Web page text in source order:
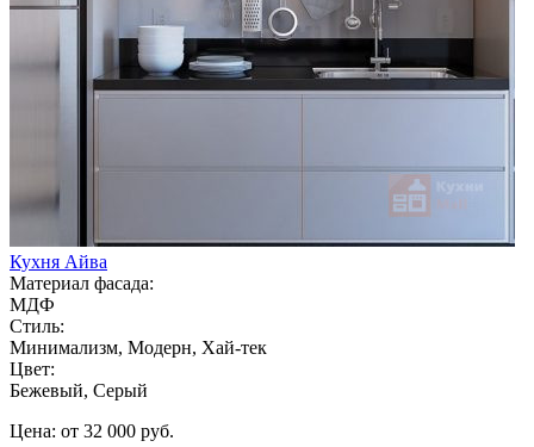
Кухня Айва
Материал фасада:
МДФ
Стиль:
Минимализм, Модерн, Хай-тек
Цвет:
Бежевый, Серый
Цена: от 32 000 руб.